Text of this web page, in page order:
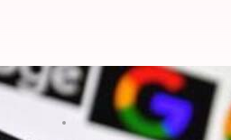
में क्या-क्या जानती
29, 2019 12:06 pm